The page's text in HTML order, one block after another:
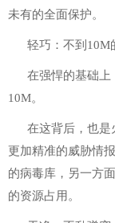
未有的全面保护。
轻巧：不到10M
在强悍的基础上
10M。
在这背后，也是
更加精准的威胁情
的病毒库，另一方
的资源占用。